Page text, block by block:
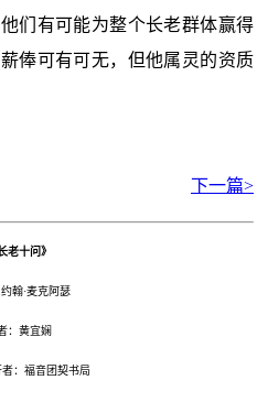
们有可能为整个长老群体赢得
俸可有可无，但他属灵的资质
下一篇>
老十问》
翰·麦克阿瑟
：黄宜娴
：福音团契书局